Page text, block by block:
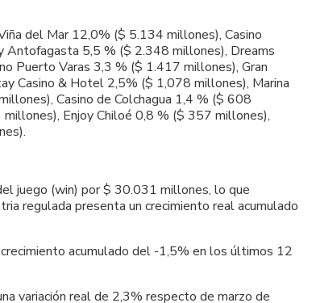
del Mar 12,0% ($ 5.134 millones), Casino
Antofagasta 5,5 % ($ 2.348 millones), Dreams
Puerto Varas 3,3 % ($ 1.417 millones), Gran
Casino & Hotel 2,5% ($ 1,078 millones), Marina
Casino de Colchagua 1,4 % ($ 608
Enjoy Chiloé 0,8 % ($ 357 millones),
juego (win) por $ 30.031 millones, lo que
regulada presenta un crecimiento real acumulado
acumulado del -1,5% en los últimos 12
variación real de 2,3% respecto de marzo de